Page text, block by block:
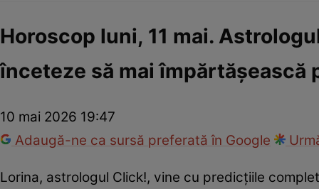
Horoscop luni, 11 mai.
înceteze să mai împărtășească
10 mai 2026 19:47
Adaugă-ne ca sursă preferată în Google
Lorina, astrologul Click!, vine cu predicțiile